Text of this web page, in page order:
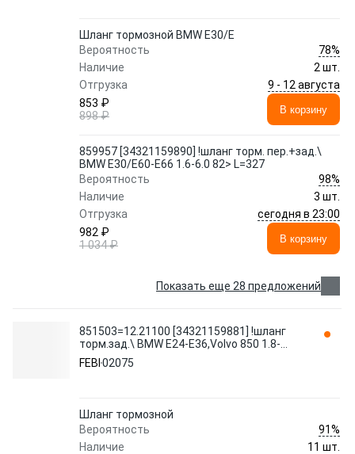
Шланг тормозной BMW E30/E
Вероятность
78%
Наличие
2 шт.
Отгрузка
9 - 12 августа
853 ₽
898 ₽
В корзину
859957 [34321159890] !шланг торм. пер.+зад.\
BMW E30/E60-E66 1.6-6.0 82> L=327
Вероятность
98%
Наличие
3 шт.
Отгрузка
сегодня в 23:00
982 ₽
1 034 ₽
В корзину
Показать еще 28 предложений
851503=12.21100 [34321159881] !шланг
торм.зад.\ BMW E24-E36,Volvo 850 1.8-
5.0/2.5TD 75> L=225 02075 FEBI
FEBI 02075
Шланг тормозной
Вероятность
91%
Наличие
11 шт.